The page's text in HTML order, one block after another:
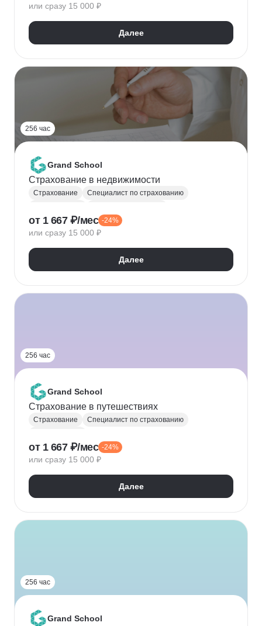
или сразу 15 000 ₽
Далее
256 час
Grand School
Страхование в недвижимости
Страхование
Специалист по страхованию
от 1 667 ₽/мес -24%
или сразу 15 000 ₽
Далее
256 час
Grand School
Страхование в путешествиях
Страхование
Специалист по страхованию
от 1 667 ₽/мес -24%
или сразу 15 000 ₽
Далее
256 час
Grand School